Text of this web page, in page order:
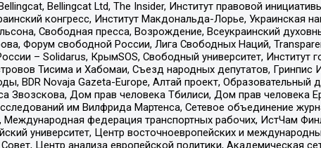
Bellingcat Ltd, The Insider, Институт правовой
конгресс, Институт Макдональда-Лорье, Украинская
Свободная пресса, Возрождение, Всеукраинский
Форум свободной России, Лига Свободных Наций,
– Solidarus, КрымSOS, Свободный университет, Институт
Тисима и Хабомаи, Съезд народных депутатов,
BDR Novaja Gazeta-Europe, Алтай проект,
Звозскова, Дом прав человека Тбилиси, Дом прав человека
им Вилфрида Мартенса, Сетевое объединение
Международная федерация транспортных рабочих, ИстЧам
университет, Центр восточноевропейских и
Центр анализа европейской политики, Академическая